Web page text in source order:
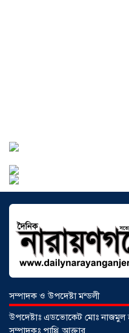
সম্পাদক ও উপদেষ্টা মন্ডলী
উপদেষ্টাঃ এডভোকেট মোঃ নাজমুল
সম্পাদকঃ পাপ্পি আক্তার